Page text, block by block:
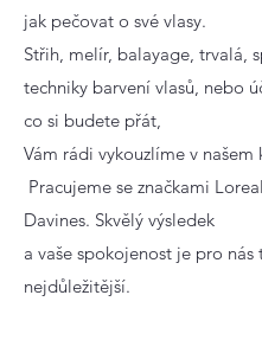
jak pečovat o své vlasy.
Střih, melír, balayage, trvalá,
techniky barvení vlasů, nebo
co si budete přát,
Vám rádi vykouzlíme v našem
Pracujeme se značkami
Davines. Skvělý výsledek
a vaše spokojenost je pro nás
nejdůležitější.